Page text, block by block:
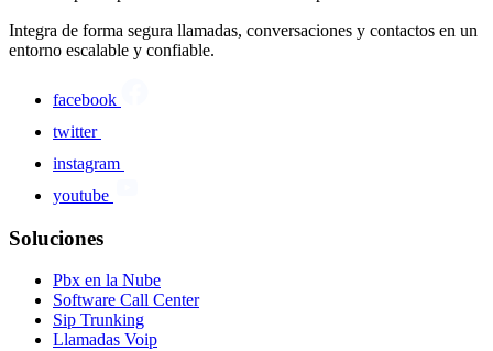
Integra de forma segura llamadas, conversaciones y contactos en un
entorno escalable y confiable.
facebook
twitter
instagram
youtube
Soluciones
Pbx en la Nube
Software Call Center
Sip Trunking
Llamadas Voip